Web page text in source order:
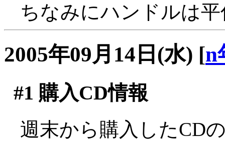
ちなみにハンドルは
2005年09月14日(水) [n
#1 購入CD情報
週末から購入したCD